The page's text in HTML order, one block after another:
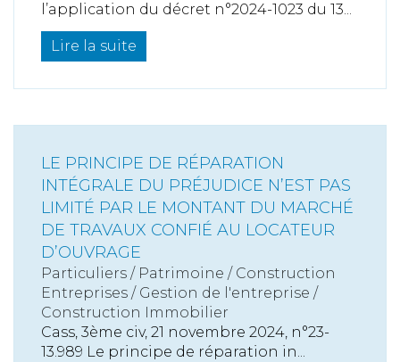
l’application du décret n°2024-1023 du 13...
Lire la suite
LE PRINCIPE DE RÉPARATION
INTÉGRALE DU PRÉJUDICE N’EST PAS
LIMITÉ PAR LE MONTANT DU MARCHÉ
DE TRAVAUX CONFIÉ AU LOCATEUR
D’OUVRAGE
Particuliers / Patrimoine / Construction
Entreprises / Gestion de l'entreprise /
Construction Immobilier
Cass, 3ème civ, 21 novembre 2024, n°23-
13.989 Le principe de réparation in...